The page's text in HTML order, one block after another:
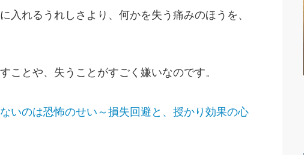
入れるうれしさより、何かを失う痛みのほうを、
ことや、失うことがすごく嫌いなのです。
いのは恐怖のせい～損失回避と、授かり効果の心